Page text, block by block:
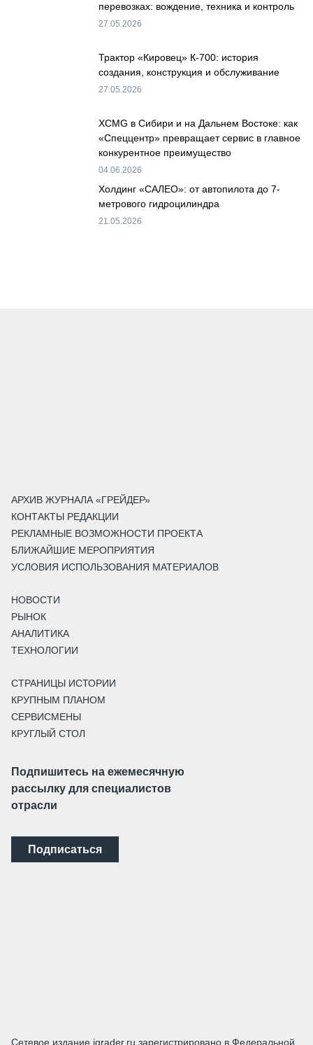
перевозках: вождение, техника и контроль
27.05.2026
Трактор «Кировец» К-700: история
создания, конструкция и обслуживание
27.05.2026
XCMG в Сибири и на Дальнем Востоке: как
«Спеццентр» превращает сервис в главное
конкурентное преимущество
04.06.2026
Холдинг «САЛЕО»: от автопилота до 7-
метрового гидроцилиндра
21.05.2026
АРХИВ ЖУРНАЛА «ГРЕЙДЕР»
КОНТАКТЫ РЕДАКЦИИ
РЕКЛАМНЫЕ ВОЗМОЖНОСТИ ПРОЕКТА
БЛИЖАЙШИЕ МЕРОПРИЯТИЯ
УСЛОВИЯ ИСПОЛЬЗОВАНИЯ МАТЕРИАЛОВ
НОВОСТИ
РЫНОК
АНАЛИТИКА
ТЕХНОЛОГИИ
СТРАНИЦЫ ИСТОРИИ
КРУПНЫМ ПЛАНОМ
СЕРВИСМЕНЫ
КРУГЛЫЙ СТОЛ
Подпишитесь на ежемесячную
рассылку для специалистов
отрасли
Подписаться
Сетевое издание igrader.ru зарегистрировано в Федеральной